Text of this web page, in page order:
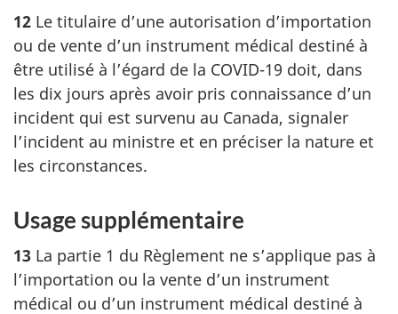
12 Le titulaire d’une autorisation d’importation
ou de vente d’un instrument médical destiné à
être utilisé à l’égard de la COVID-19 doit, dans
les dix jours après avoir pris connaissance d’un
incident qui est survenu au Canada, signaler
l’incident au ministre et en préciser la nature et
les circonstances.
Usage supplémentaire
13 La partie 1 du Règlement ne s’applique pas à
l’importation ou la vente d’un instrument
médical ou d’un instrument médical destiné à